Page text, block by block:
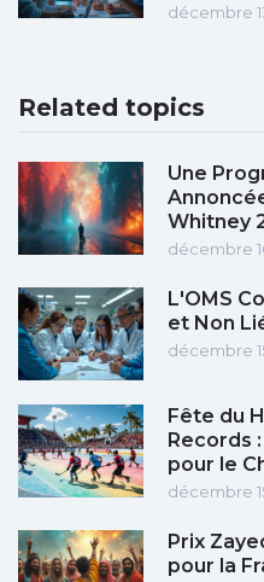
décembre
Related topics
Une
Whitney
décembre
L'OMS
et Non
décembre
Fête du
Records
pour le
décembre
Prix
pour la